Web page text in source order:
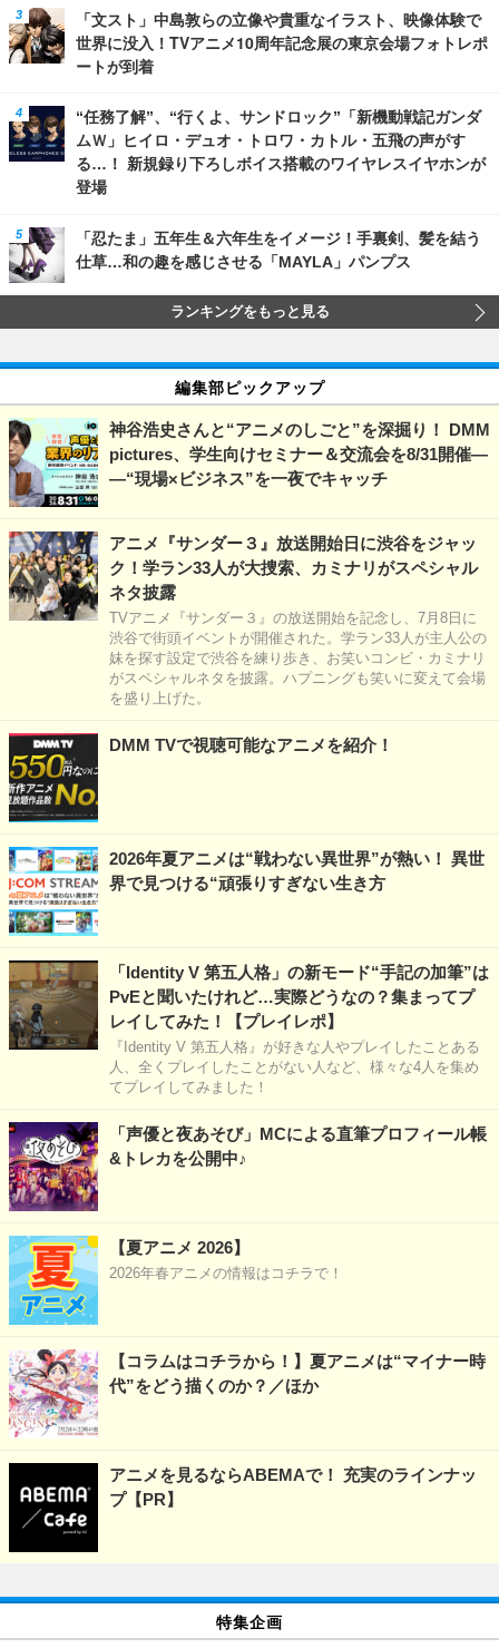
「文スト」中島敦らの立像や貴重なイラスト、映像体験で
世界に没入！TVアニメ10周年記念展の東京会場フォトレポ
ートが到着
“任務了解”、“行くよ、サンドロック”「新機動戦記ガンダ
ムＷ」ヒイロ・デュオ・トロワ・カトル・五飛の声がす
る…！ 新規録り下ろしボイス搭載のワイヤレスイヤホンが
登場
「忍たま」五年生＆六年生をイメージ！手裏剣、髪を結う
仕草…和の趣を感じさせる「MAYLA」パンプス
ランキングをもっと見る
編集部ピックアップ
神谷浩史さんと“アニメのしごと”を深掘り！ DMM
pictures、学生向けセミナー＆交流会を8/31開催―
―“現場×ビジネス”を一夜でキャッチ
アニメ『サンダー３』放送開始日に渋谷をジャッ
ク！学ラン33人が大捜索、カミナリがスペシャル
ネタ披露
TVアニメ『サンダー３』の放送開始を記念し、7月8日に
渋谷で街頭イベントが開催された。学ラン33人が主人公の
妹を探す設定で渋谷を練り歩き、お笑いコンビ・カミナリ
がスペシャルネタを披露。ハプニングも笑いに変えて会場
を盛り上げた。
DMM TVで視聴可能なアニメを紹介！
2026年夏アニメは“戦わない異世界”が熱い！ 異世
界で見つける“頑張りすぎない生き方
「Identity V 第五人格」の新モード“手記の加筆”は
PvEと聞いたけれど…実際どうなの？集まってプ
レイしてみた！【プレイレポ】
『Identity V 第五人格』が好きな人やプレイしたことある
人、全くプレイしたことがない人など、様々な4人を集め
てプレイしてみました！
「声優と夜あそび」MCによる直筆プロフィール帳
&トレカを公開中♪
【夏アニメ 2026】
2026年春アニメの情報はコチラで！
【コラムはコチラから！】夏アニメは“マイナー時
代”をどう描くのか？／ほか
アニメを見るならABEMAで！ 充実のラインナッ
プ【PR】
特集企画